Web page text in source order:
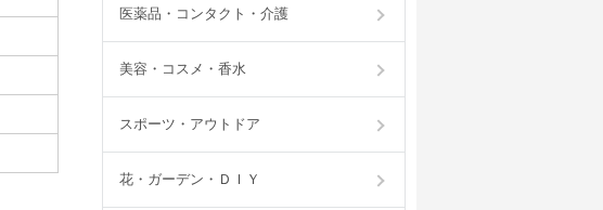
医薬品・コンタクト・介護
美容・コスメ・香水
スポーツ・アウトドア
花・ガーデン・ＤＩＹ